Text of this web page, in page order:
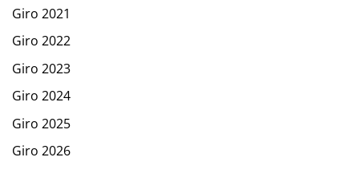
Giro 2021
Giro 2022
Giro 2023
Giro 2024
Giro 2025
Giro 2026